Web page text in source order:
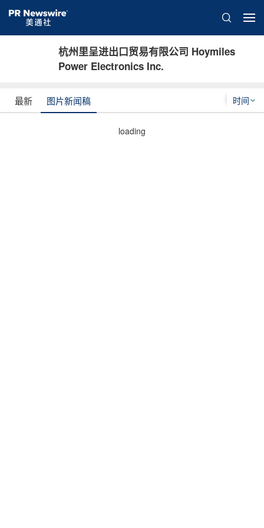
杭州里呈进出口贸易有限公司 Hoymiles
Power Electronics Inc.
时间
最新 图片新闻稿
loading